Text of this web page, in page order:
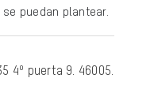
puedan plantear.
4º puerta 9. 46005.